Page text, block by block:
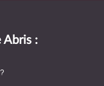
Abris :